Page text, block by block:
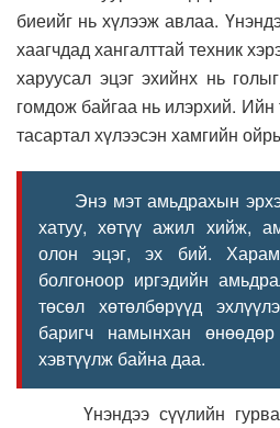
биеийг нь хүлээж авлаа.
хаагчдад хангалттай техник
харуусал эцэг эхийнх нь
гомдож байгаа нь илэрхий. Ийн
тасартал хүлээсэн хамгийн
Энэ мэт амьдрахын
хатуу, хөтүү ажил хийж,
олон эцэг, эх бий.
болгоноор иргэдийн
төсөл хөтөлбөрүүд
баригч намынхан
хэвтүүлж байна даа.
Үнэндээ сүүлийн